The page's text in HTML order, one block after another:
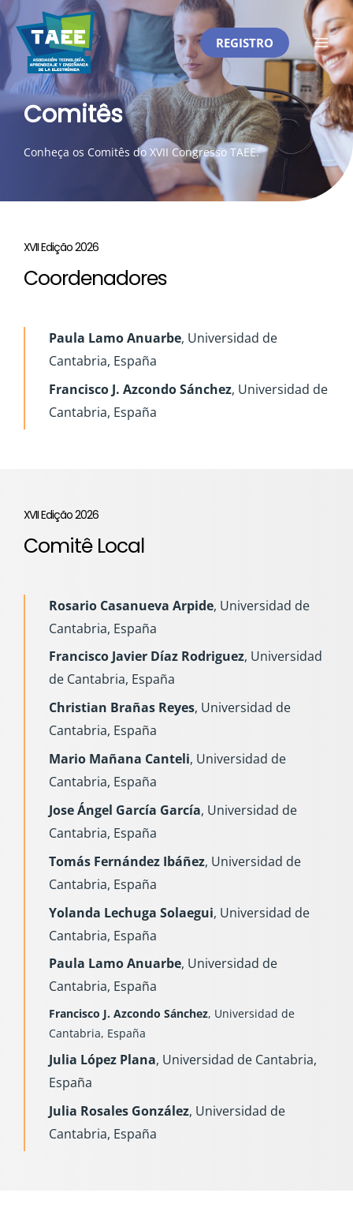
Skip
to
content
REGISTRO
Main
Comitês
Conheça os Comitês do XVII Congresso TAEE.
XVII Edição 2026
Coordenadores
Paula Lamo Anuarbe, Universidad de
Cantabria, España
Francisco J. Azcondo Sánchez, Universidad de
Cantabria, España
XVII Edição 2026
Comitê Local
Rosario Casanueva Arpide, Universidad de
Cantabria, España
Francisco Javier Díaz Rodriguez, Universidad
de Cantabria, España
Christian Brañas Reyes, Universidad de
Cantabria, España
Mario Mañana Canteli, Universidad de
Cantabria, España
Jose Ángel García García, Universidad de
Cantabria, España
Tomás Fernández Ibáñez, Universidad de
Cantabria, España
Yolanda Lechuga Solaegui, Universidad de
Cantabria, España
Paula Lamo Anuarbe, Universidad de
Cantabria, España
Francisco J. Azcondo Sánchez, Universidad de
Cantabria, España
Julia López Plana, Universidad de Cantabria,
España
Julia Rosales González, Universidad de
Cantabria, España